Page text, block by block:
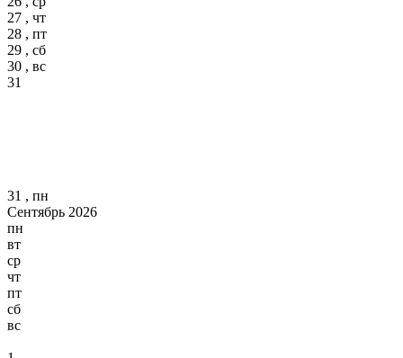
27 , чт
28 , пт
29 , сб
30 , вс
31
31 , пн
Сентябрь 2026
пн
вт
ср
чт
пт
сб
вс